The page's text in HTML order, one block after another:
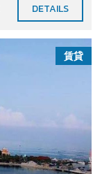
DETAILS
賃貸